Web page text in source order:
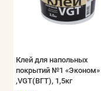
Клей для напольных
покрытий №1 «Эконом»
,VGT(ВГТ), 1,5кг